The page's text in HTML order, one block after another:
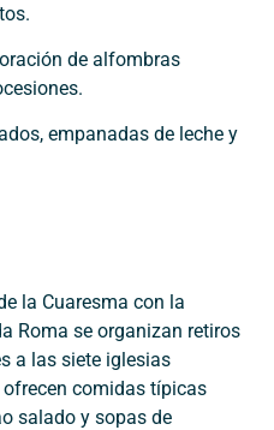
de alfombras
empanadas de leche y
la Cuaresma con la
Roma se organizan retiros
a las siete iglesias
comidas típicas
salado y sopas de